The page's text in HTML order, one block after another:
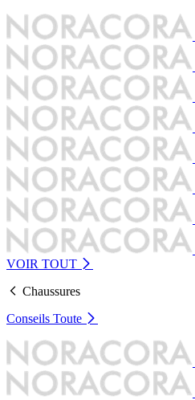
VOIR TOUT
Chaussures
Conseils Toute